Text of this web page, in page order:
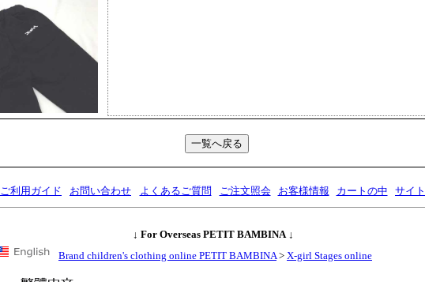
ご利用ガイド お問い合わせ よくあるご質問 ご注文照会 お客様情報 カートの中 サイ
↓ For Overseas PETIT BAMBINA↓
Brand children's clothing online PETIT BAMBINA> X-girl Stages online